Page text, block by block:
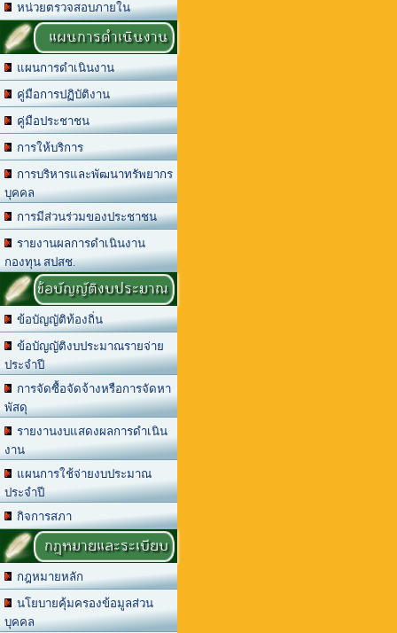
หน่วยตรวจสอบภายใน
แผนการดำเนินงาน
แผนการดำเนินงาน
คู่มือการปฏิบัติงาน
คู่มือประชาชน
การให้บริการ
การบริหารและพัฒนาทรัพยากร
บุคคล
การมีส่วนร่วมของประชาชน
รายงานผลการดำเนินงาน
กองทุน สปสช.
ข้อบัญญัติงบประมาณ
ข้อบัญญัติท้องถิ่น
ข้อบัญญัติงบประมาณรายจ่าย
ประจำปี
การจัดซื้อจัดจ้างหรือการจัดหา
พัสดุ
รายงานงบแสดงผลการดำเนิน
งาน
แผนการใช้จ่ายงบประมาณ
ประจำปี
กิจการสภา
กฎหมายและระเบียบ
กฎหมายหลัก
นโยบายคุ้มครองข้อมูลส่วน
บุคคล